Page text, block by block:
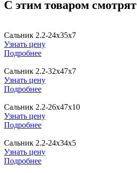
C этим товаром смотрят
Сальник 2.2-24х35х7
Узнать цену
Подробнее
Сальник 2.2-32х47х7
Узнать цену
Подробнее
Сальник 2.2-26х47х10
Узнать цену
Подробнее
Сальник 2.2-24х34х5
Узнать цену
Подробнее